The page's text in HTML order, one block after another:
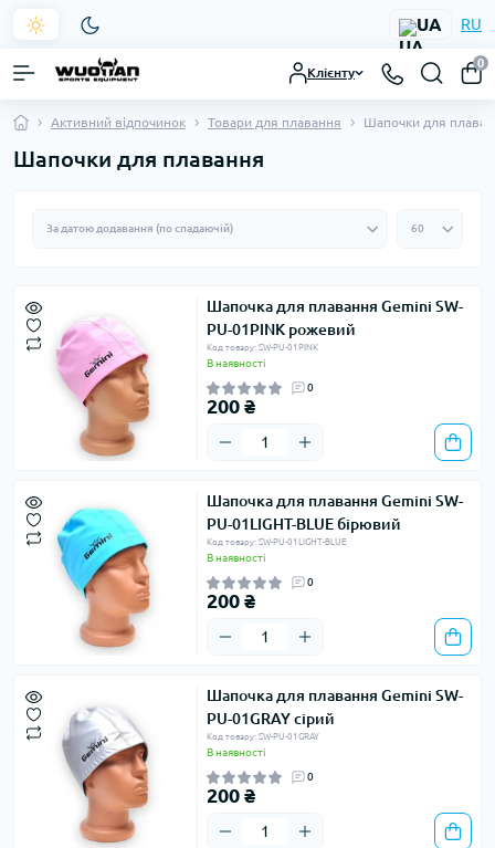
UA RU
Клієнту
0
Активний відпочинок Товари для плавання Шапочки для
Шапочки для плавання
Шапочка для плавання Gemini SW-
PU-01PINK рожевий
Код товару: SW-PU-01PINK
В наявності
0
200 ₴
Шапочка для плавання Gemini SW-
PU-01LIGHT-BLUE бірювий
Код товару: SW-PU-01LIGHT-BLUE
В наявності
0
200 ₴
Шапочка для плавання Gemini SW-
PU-01GRAY сірий
Код товару: SW-PU-01GRAY
В наявності
0
200 ₴